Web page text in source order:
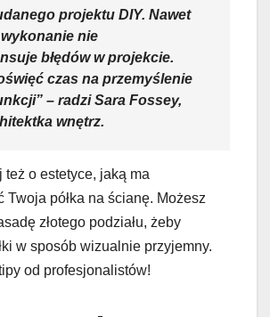
projektu DIY. Nawet
nie
błędów w projekcie.
czas na przemyślenie
– radzi Sara Fossey,
wnętrz.
też o estetyce, jaką ma
Twoja półka na ścianę. Możesz
złotego podziału, żeby
w sposób wizualnie przyjemny.
od profesjonalistów!